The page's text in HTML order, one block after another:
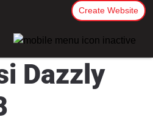
Create Website
Dazzly